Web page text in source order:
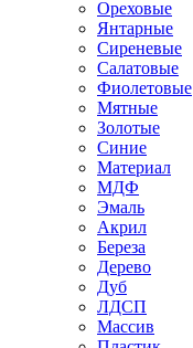
Ореховые
Янтарные
Сиреневые
Салатовые
Фиолетовые
Мятные
Золотые
Синие
Материал
МДФ
Эмаль
Акрил
Береза
Дерево
Дуб
ЛДСП
Массив